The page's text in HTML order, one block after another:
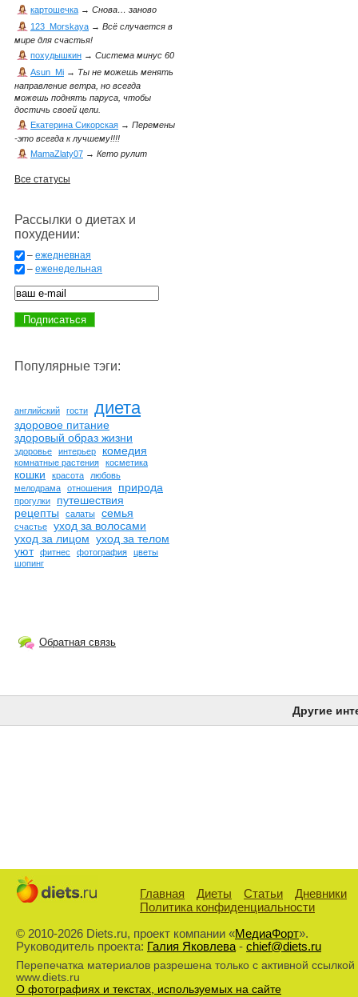
картошечка → Снова… заново
123_Morskaya → Всё случается в
мире для счастья!
похудышкин → Система минус 60
Asun_Mi → Ты не можешь менять
направление ветра, но всегда
можешь поднять паруса, чтобы
достичь своей цели.
Екатерина Сикорская → Перемены
-это всегда к лучшему!!!!
MamaZlaty07 → Кето рулит
Все статусы
Рассылки о диетах и
похудении:
– ежедневная
– еженедельная
Популярные тэги:
английский гости диета
здоровое питание
здоровый образ жизни
здоровье интерьер комедия
комнатные растения косметика
кошки красота
любовь
мелодрама
отношения природа
прогулки
путешествия
рецепты
салаты семья
счастье
уход за волосами
уход за лицом уход за телом
уют
фитнес фотография
цветы
шопинг
Обратная связь
Другие
Главная Диеты Статьи
Дневники
Политика конфиденциальности
© 2010-2026 Diets.ru, проект компании «МедиаФорт».
Руководитель проекта: Галия Яковлева- chief@diets.ru
Перепечатка материалов разрешена только с активной ссылкой
www.diets.ru
О фотографиях и текстах, используемых на сайте